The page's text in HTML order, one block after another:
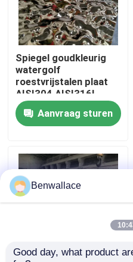
Over ons
fabriekstour
Kwaliteitscontrole
Nieuws
Vraag een offerte
Spiegel goudkleurig
watergolf
roestvrijstalen plaat
AISI304 AISI316L
voor plafonddecoratie
Aanvraag sturen
Benwallace
Good day, what product